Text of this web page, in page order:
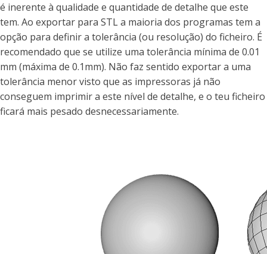
é inerente à qualidade e quantidade de detalhe que este
tem. Ao exportar para STL a maioria dos programas tem a
opção para definir a tolerância (ou resolução) do ficheiro. É
recomendado que se utilize uma tolerância mínima de 0.01
mm (máxima de 0.1mm). Não faz sentido exportar a uma
tolerância menor visto que as impressoras já não
conseguem imprimir a este nível de detalhe, e o teu ficheiro
ficará mais pesado desnecessariamente.